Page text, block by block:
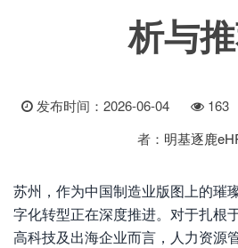
析与
发布时间：2026-06-04 163
者： 明基逐鹿
苏州，作为中国制造业版图上的璀
字化转型正在深度推进。对于扎根
高科技及出海企业而言，人力资源